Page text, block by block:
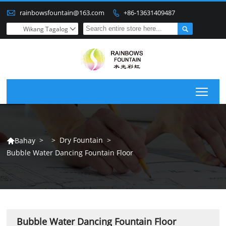
 rainbowsfountain@163.com  +86-13631409487

Wikang Tagalog 
Bahay > > Dry Fountain >
Bubble Water Dancing Fountain Floor
Bubble Water Dancing Fountain Floor